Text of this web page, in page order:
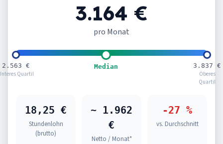
3.164 €
pro Monat
2.563 €
Quartil
Median
3.837 €
Oberes
Quartil
18,25 €
Stundenlohn
(brutto)
~ 1.962
€
Netto / Monat*
-27 %
vs. Durchschnitt